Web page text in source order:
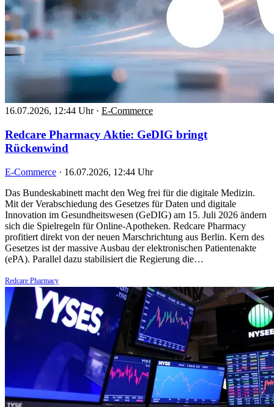
16.07.2026, 12:44 Uhr · E-Commerce
Redcare Pharmacy Aktie: GeDIG bringt
Rückenwind
E-Commerce · 16.07.2026, 12:44 Uhr
Das Bundeskabinett macht den Weg frei für die digitale Medizin.
Mit der Verabschiedung des Gesetzes für Daten und digitale
Innovation im Gesundheitswesen (GeDIG) am 15. Juli 2026 ändern
sich die Spielregeln für Online-Apotheken. Redcare Pharmacy
profitiert direkt von der neuen Marschrichtung aus Berlin. Kern des
Gesetzes ist der massive Ausbau der elektronischen Patientenakte
(ePA). Parallel dazu stabilisiert die Regierung die…
Redcare Pharmacy